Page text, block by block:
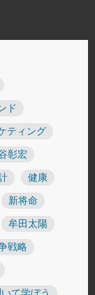
ド
ティング
彰宏
健康
新将命
牟田太陽
戦略